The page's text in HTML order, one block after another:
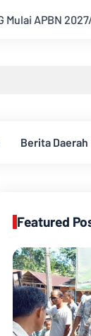
MIO Indonesia
Berita Daerah
Featured